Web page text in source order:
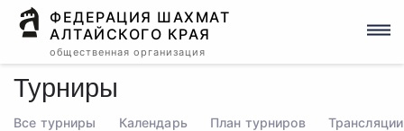
ФЕДЕРАЦИЯ ШАХМАТ
АЛТАЙСКОГО КРАЯ
общественная организация
Турниры
Все турниры Календарь План турниров Трансляции